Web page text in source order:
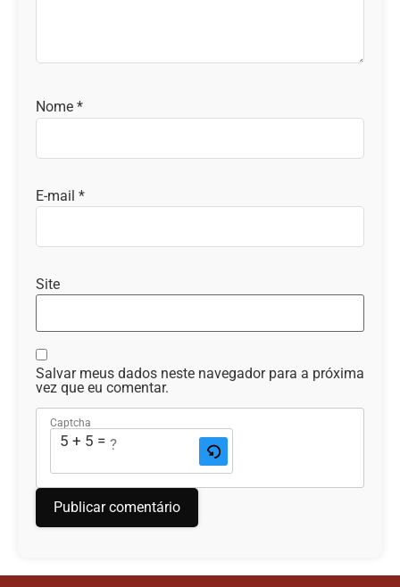
Nome *
E-mail *
Site
Salvar meus dados neste navegador para a próxima
vez que eu comentar.
Captcha
5 + 5 = ?